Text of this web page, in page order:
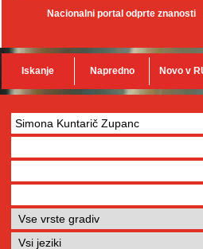
Nacionalni portal odprte znanosti
Iskanje Napredno Novo v